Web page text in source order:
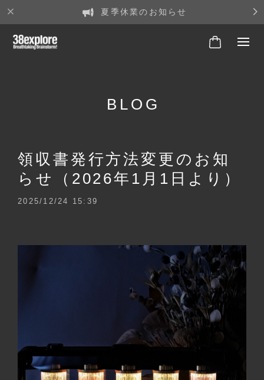
夏季休業のお知らせ
BLOG
領収書発行方法変更のお知
らせ（2026年1月1日より）
2025/12/24 15:39